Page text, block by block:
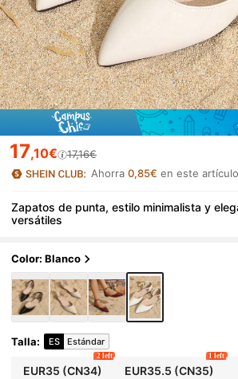
17,10€
17,16€
Ahorra 0,85€ en este
Zapatos de punta, estilo minimalista y
versátiles
Color: Blanco
Talla: ES Estándar
EUR35 (CN34)
2 left
EUR35.5 (CN35)
1 left